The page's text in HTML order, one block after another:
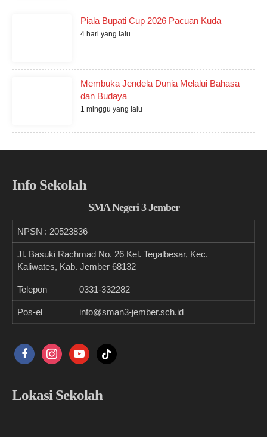
Piala Bupati Cup 2026 Pacuan Kuda
4 hari yang lalu
Membuka Jendela Dunia Melalui Bahasa
dan Budaya
1 minggu yang lalu
Info Sekolah
SMA Negeri 3 Jember
NPSN : 20523836
Jl. Basuki Rachmad No. 26 Kel. Tegalbesar, Kec.
Kaliwates, Kab. Jember 68132
Telepon 0331-332282
Pos-el info@sman3-jember.sch.id
facebookinstagramyoutubetiktok
Lokasi Sekolah